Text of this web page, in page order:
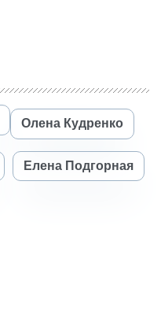
Олена Кудренко
Елена Подгорная